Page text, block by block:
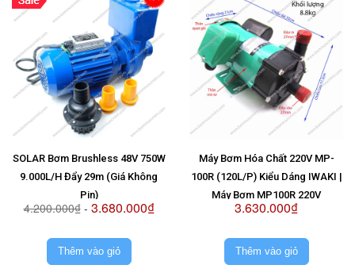
SOLAR Bơm Brushless 48V 750W
9.000L/H Đẩy 29m (Giá Không
Pin)
4.200.000₫- 3.680.000₫
Thêm vào giỏ
Máy Bơm Hóa Chất 220V MP-
100R (120L/P) Kiểu Dáng IWAKI |
Máy Bơm MP100R 220V
3.630.000₫
Thêm vào giỏ